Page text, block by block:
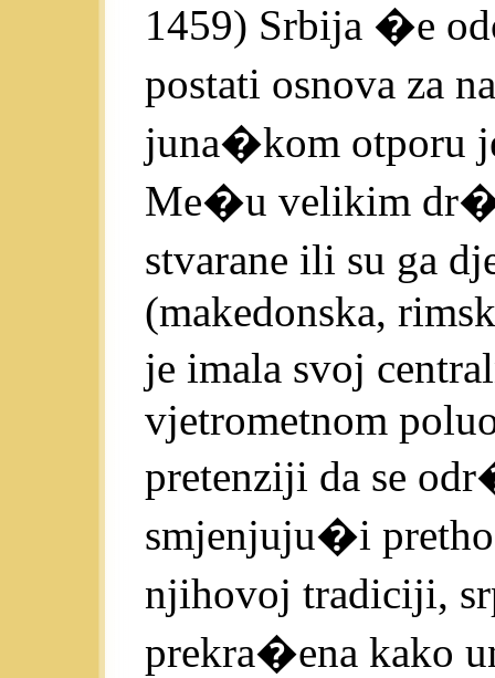
1459) Srbija �e
postati osnova za
juna�kom otporu
Me�u velikim
stvarane ili su ga
(makedonska,
je imala svoj
vjetrometnom
pretenziji da se
smjenjuju�i
njihovoj tradiciji,
prekra�ena kako